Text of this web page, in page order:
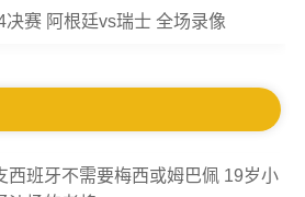
赛 阿根廷vs瑞士 全场录像
西班牙不需要梅西或姆巴佩 19岁小